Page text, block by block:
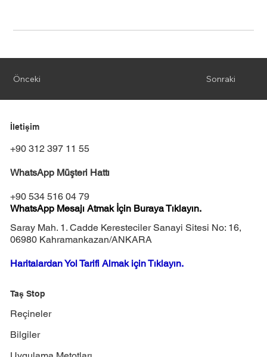
Sonraki
Önceki
İletişim
+90 312 397 11 55
WhatsApp Müşteri Hattı
+90 534 516 04 79
WhatsApp Mesajı Atmak İçin Buraya Tıklayın.
Saray Mah. 1. Cadde Keresteciler Sanayi Sitesi No: 16,
06980 Kahramankazan/ANKARA
Haritalardan Yol Tarifi Almak için Tıklayın.
Taş Stop
Reçineler
Bilgiler